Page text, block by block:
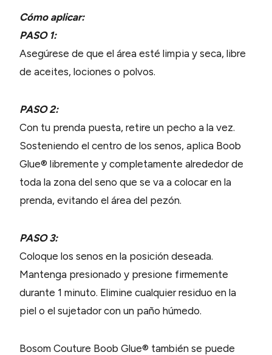
Cómo aplicar:
PASO 1:
Asegúrese de que el área esté limpia y seca, libre
de aceites, lociones o polvos.
PASO 2:
Con tu prenda puesta, retire un pecho a la vez.
Sosteniendo el centro de los senos, aplica Boob
Glue® libremente y completamente alrededor de
toda la zona del seno que se va a colocar en la
prenda, evitando el área del pezón.
PASO 3:
Coloque los senos en la posición deseada.
Mantenga presionado y presione firmemente
durante 1 minuto. Elimine cualquier residuo en la
piel o el sujetador con un paño húmedo.
Bosom Couture Boob Glue® también se puede